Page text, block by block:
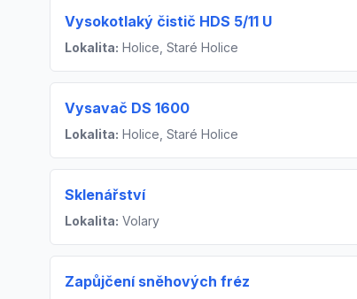
Vysokotlaký čistič HDS 5/11 U
Lokalita: Holice, Staré Holice
Vysavač DS 1600
Lokalita: Holice, Staré Holice
Sklenářství
Lokalita: Volary
Zapůjčení sněhových fréz